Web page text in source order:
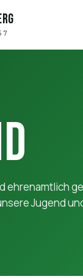
ehrenamtlich
Jugend